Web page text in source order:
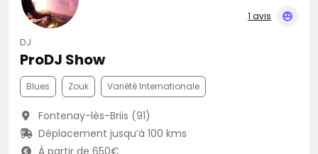
1 avis
DJ
ProDJ Show
Blues Zouk Variété Internationale
Fontenay-lès-Briis (91)
Déplacement jusqu’à 100 kms
À partir de 650€